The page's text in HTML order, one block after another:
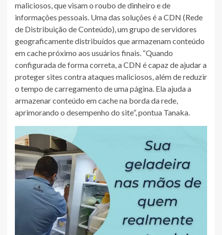
maliciosos, que visam o roubo de dinheiro e de
informações pessoais. Uma das soluções é a CDN (Rede
de Distribuição de Conteúdo), um grupo de servidores
geograficamente distribuídos que armazenam conteúdo
em cache próximo aos usuários finais. “Quando
configurada de forma correta, a CDN é capaz de ajudar a
proteger sites contra ataques maliciosos, além de reduzir
o tempo de carregamento de uma página. Ela ajuda a
armazenar conteúdo em cache na borda da rede,
aprimorando o desempenho do site”, pontua Tanaka.